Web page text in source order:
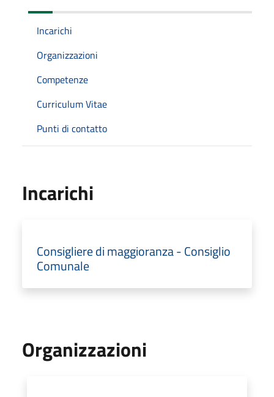
Incarichi
Organizzazioni
Competenze
Curriculum Vitae
Punti di contatto
Incarichi
Consigliere di maggioranza - Consiglio
Comunale
Organizzazioni